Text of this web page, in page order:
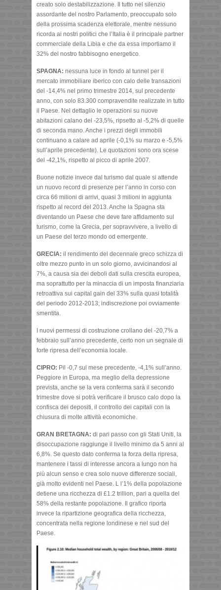
creato solo destabilizzazione. Il tutto nel silenzio
assordante del nostro Parlamento, preoccupato solo
della prossima scadenza elettorale, mentre nessuno
ricorda ai nostri politici che l’Italia è il principale partner
commerciale della Libia e che da essa importiamo il
32% del nostro fabbisogno energetico.
SPAGNA: nessuna luce in fondo al tunnel per il
mercato immobiliare iberico con calo delle transazioni
del -14,4% nel primo trimestre 2014, sul precedente
anno, con solo 83.300 compravendite realizzate in tutto
il Paese. Nel dettaglio le operazioni su nuove
abitazioni calano del -23,5%, ripsetto al -5,2% di quelle
di seconda mano. Anche i prezzi degli immobili
continuano a calare ad aprile (-0,1% su marzo e -5,5%
sull’aprile precedente). Le quotazioni sono ora scese
del -42,1%, rispetto al picco di aprile 2007.
Buone notizie invece dal turismo dal quale si attende
un nuovo record di presenze per l’anno in corso con
circa 66 milioni di arrivi, quasi 3 milioni in aggiunta
rispetto al record del 2013. Anche la Spagna sta
diventando un Paese che deve fare affidamento sul
turismo, come la Grecia, per sopravvivere, a livello di
un Paese del terzo mondo od emergente.
GRECIA: il rendimento del decennale greco schizza di
oltre mezzo punto in un solo giorno, avvicinandosi al
7%, a causa sia dei deboli dati sulla crescita europea,
ma soprattutto per la minaccia di un imposta finanziaria
retroattiva sui capital gain del 33% sulla quasi totalità
del periodo 2012-2013; indiscrezione poi ovviamente
smentita.
I nuovi permessi di costruzione crollano del -20,7% a
febbraio sull’anno precedente, certo non un segnale di
forte ripresa dell’economia locale.
CIPRO: Pil -0,7 sul mese precedente, -4,1% sull’anno.
Peggiore in Europa, ma meglio della depressione
prevista, anche se la vera conferma sarà il secondo
trimestre dove si potrà verificare il brusco calo dopo la
confisca dei depositi, il controllo dei capitali con la
chiusura di molte attività economiche.
GRAN BRETAGNA: di pari passo con gli Stati Uniti, la
disoccupazione raggiunge il livello minimo da 5 anni al
6,8%. Se questo dato conferma la forza della ripresa,
mantenere i tassi di interesse ancora a lungo non ha
più alcun senso e crea solo nuove differenze sociali,
già molto evidenti nel Paese. L l’1% della popolazione
detiene una ricchezza di £1.2 trillion, pari a quella del
58% della restante popolazione. Il grafico riporta
invece la ripartizione geografica della ricchezza,
concentrata nella regione londinese e nel sud del
Paese.